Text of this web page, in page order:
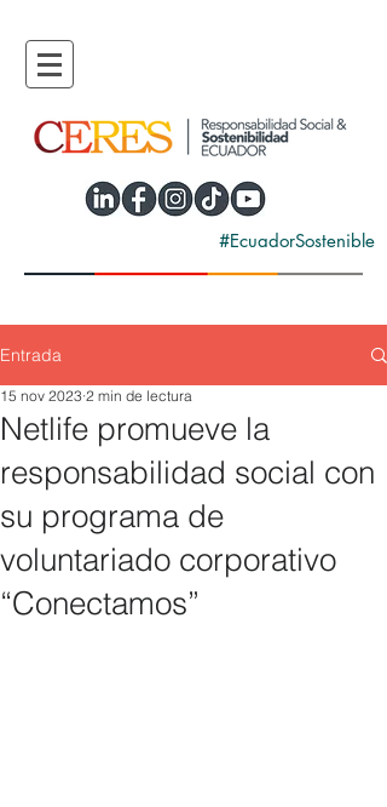
#EcuadorSostenible
Entrada
Netlife promueve la
responsabilidad social con
su programa de
voluntariado corporativo
“Conectamos”
15 nov 2023 2 min de lectura